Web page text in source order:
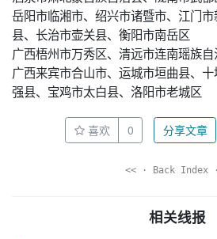
岳阳市临湘市、绍兴市诸暨市、江门
县、长治市壶关县、衡阳市南岳区
广西梧州市万秀区、清远市连南瑶族自
广西来宾市合山市、运城市垣曲县、
强县、宝鸡市太白县、洛阳市老城区
喜欢 0 分享文章
<< · Back Index
相关线报